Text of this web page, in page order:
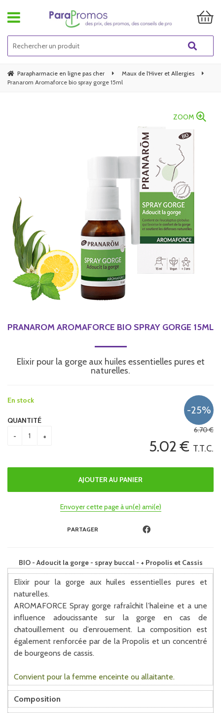
Parapharmacie en ligne pas cher
Maux de l'Hiver et Allergies
Pranarom Aromaforce bio spray gorge 15ml
ZOOM
PRANAROM AROMAFORCE BIO SPRAY GORGE 15ML
Elixir pour la gorge aux huiles essentielles pures et
naturelles.
6.70€
5.02€ T.T.C.
En stock
QUANTITÉ
Envoyer cette page à un(e) ami(e)
PARTAGER
BIO - Adoucit la gorge - spray buccal - + Propolis et Cassis
Elixir pour la gorge aux huiles essentielles pures et
naturelles.
AROMAFORCE Spray gorge rafraîchit l’haleine et a une
influence adoucissante sur la gorge en cas de
chatouillement ou d’enrouement. La composition est
également renforcée par de la Propolis et un concentré
de bourgeons de cassis.
Convient pour la femme enceinte ou allaitante.
Composition